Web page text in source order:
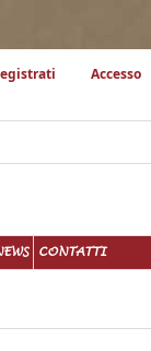
Accesso
CONTATTI